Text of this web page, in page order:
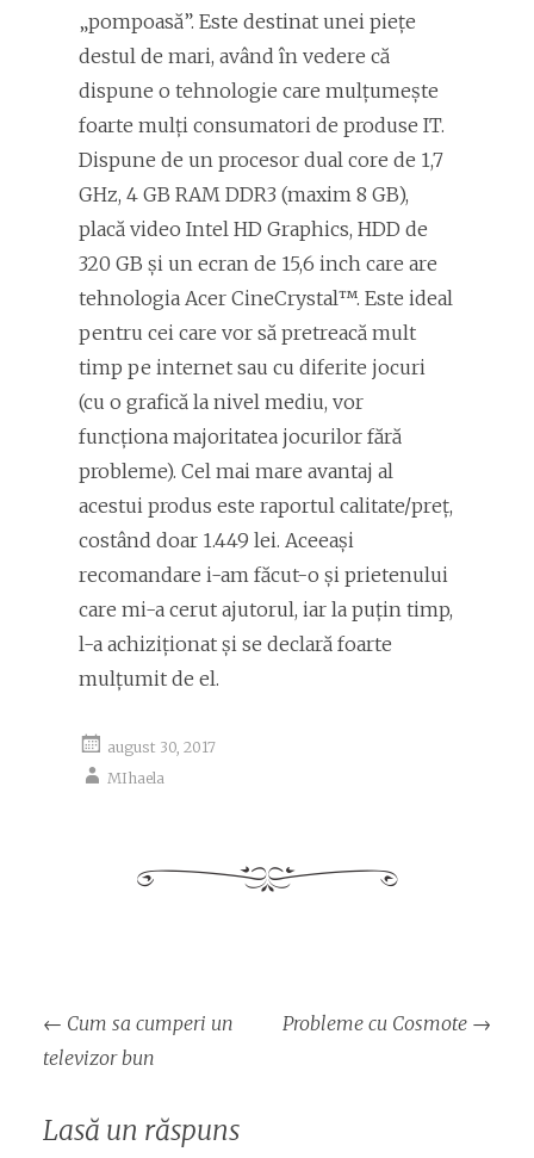
„pompoasă”. Este destinat unei pieţe
destul de mari, având în vedere că
dispune o tehnologie care mulţumeşte
foarte mulţi consumatori de produse IT.
Dispune de un procesor dual core de 1,7
GHz, 4 GB RAM DDR3 (maxim 8 GB),
placă video Intel HD Graphics, HDD de
320 GB şi un ecran de 15,6 inch care are
tehnologia Acer CineCrystal™. Este ideal
pentru cei care vor să pretreacă mult
timp pe internet sau cu diferite jocuri
(cu o grafică la nivel mediu, vor
funcţiona majoritatea jocurilor fără
probleme). Cel mai mare avantaj al
acestui produs este raportul calitate/preţ,
costând doar 1.449 lei. Aceeaşi
recomandare i-am făcut-o şi prietenului
care mi-a cerut ajutorul, iar la puţin timp,
l-a achiziţionat şi se declară foarte
mulţumit de el.
august 30, 2017
MIhaela
Navigare
articol
← Cum sa cumperi un
televizor bun
Probleme cu Cosmote →
Lasă un răspuns